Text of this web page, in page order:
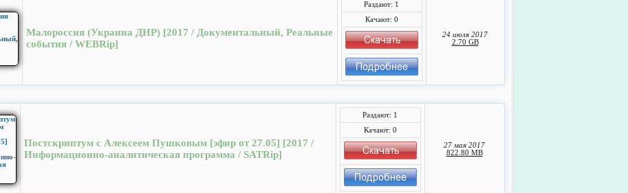
Малороссия (Украина ДНР) [2017 / Документальный, Реальные
события / WEBRip]
Раздают: 1
Качают: 0
24 июля 2017
2.70 GB
Постскриптум с Алексеем Пушковым [эфир от 27.05] [2017 /
Информационно-аналитическая программа / SATRip]
Раздают: 1
Качают: 0
27 мая 2017
822.80 MB